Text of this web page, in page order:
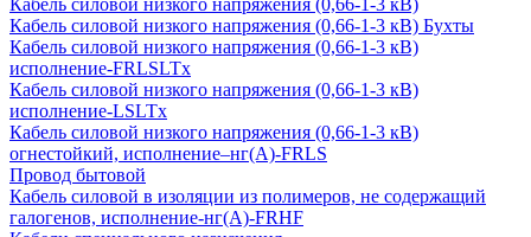
Кабель силовой низкого напряжения (0,66-1-3 кВ)
Кабель силовой низкого напряжения (0,66-1-3 кВ) Бухты
Кабель силовой низкого напряжения (0,66-1-3 кВ)
исполнение-FRLSLTx
Кабель силовой низкого напряжения (0,66-1-3 кВ)
исполнение-LSLTx
Кабель силовой низкого напряжения (0,66-1-3 кВ)
огнестойкий, исполнение–нг(А)-FRLS
Провод бытовой
Кабель силовой в изоляции из полимеров, не содержащий
галогенов, исполнение-нг(А)-FRHF